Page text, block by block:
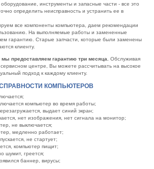
инструменты и запасные части - все это
определить неисправность и устранить ее в
все компоненты компьютера, даем рекомендации
На выполняемые работы и замененные
гарантию. Старые запчасти, которые были заменены
клиенту.
предоставляем гарантию три месяца.
Обслуживая
центре, Вы можете рассчитывать на высокое
подход к каждому клиенту.
КОМПЬЮТЕРОВ
компьютер во время работы;
выдает синий экран;
нет изображения, нет сигнала на монитор;
не выключается;
медленно работает;
не стартует;
компьютер пищит;
шумит, греется;
баннер, вирусы;